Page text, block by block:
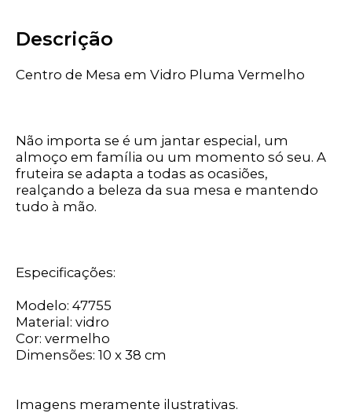
Descrição
Centro de Mesa em Vidro Pluma Vermelho
Não importa se é um jantar especial, um
almoço em família ou um momento só seu. A
fruteira se adapta a todas as ocasiões,
realçando a beleza da sua mesa e mantendo
tudo à mão.
Especificações:
Modelo: 47755
Material: vidro
Cor: vermelho
Dimensões: 10 x 38 cm
Imagens meramente ilustrativas.